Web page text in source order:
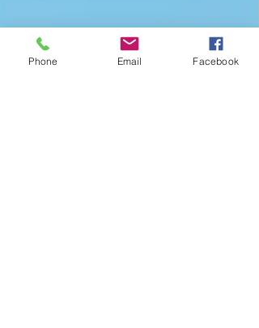
Phone Email Facebook